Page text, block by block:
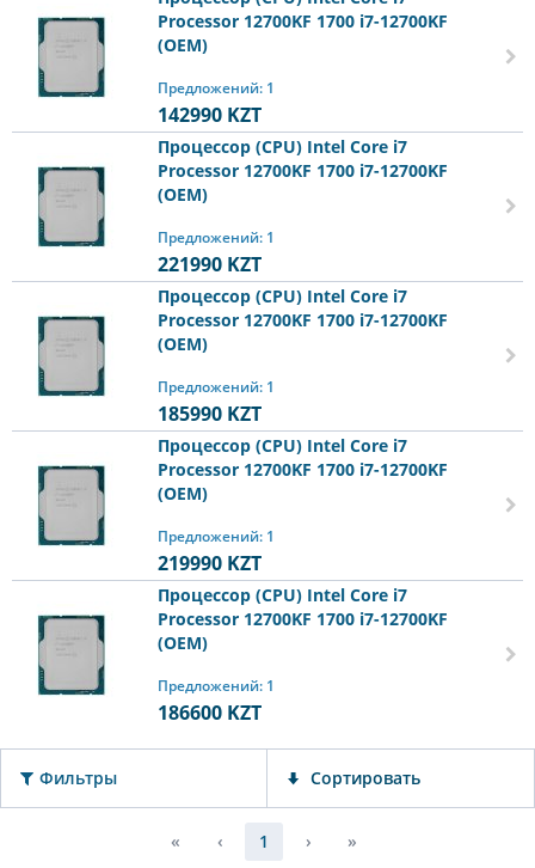
Processor 12700KF 1700 i7-12700KF
(OEM)
Предложений: 1
142990 KZT
Процессор (CPU) Intel Core i7
Processor 12700KF 1700 i7-12700KF
(OEM)
Предложений: 1
221990 KZT
Процессор (CPU) Intel Core i7
Processor 12700KF 1700 i7-12700KF
(OEM)
Предложений: 1
185990 KZT
Процессор (CPU) Intel Core i7
Processor 12700KF 1700 i7-12700KF
(OEM)
Предложений: 1
219990 KZT
Процессор (CPU) Intel Core i7
Processor 12700KF 1700 i7-12700KF
(OEM)
Предложений: 1
186600 KZT
Фильтры Сортировать
« ‹ 1 › »